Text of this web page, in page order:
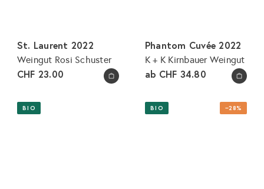
i
s
In den Warenkorb legen
St. Laurent 2022
Weingut Rosi Schuster
CHF 23.00 In den Warenkorb legen
Phantom Cuvée 2022
K + K Kirnbauer Weingut
ab CHF 34.80
BIO −28%
BIO